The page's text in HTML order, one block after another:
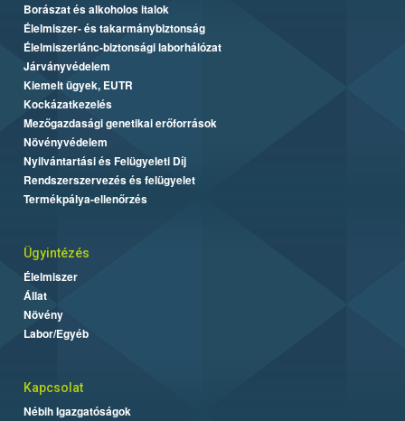
Borászat és alkoholos italok
Élelmiszer- és takarmánybiztonság
Élelmiszerlánc-biztonsági laborhálózat
Járványvédelem
Kiemelt ügyek, EUTR
Kockázatkezelés
Mezőgazdasági genetikai erőforrások
Növényvédelem
Nyilvántartási és Felügyeleti Díj
Rendszerszervezés és felügyelet
Termékpálya-ellenőrzés
Ügyintézés
Élelmiszer
Állat
Növény
Labor/Egyéb
Kapcsolat
Nébih Igazgatóságok